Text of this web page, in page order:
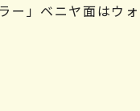
ー」ベニヤ面はウ